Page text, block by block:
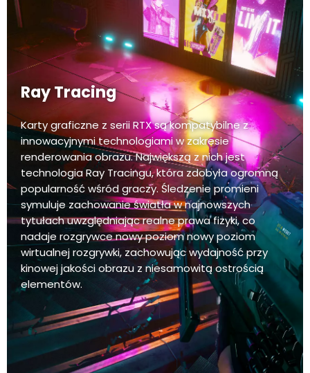
Ray Tracing
Karty graficzne z serii RTX są kompatybilne z
innowacyjnymi technologiami w zakresie
renderowania obrazu. Największą z nich jest
technologia Ray Tracingu, która zdobyła ogromną
popularność wśród graczy. Śledzenie promieni
symuluje zachowanie światła w najnowszych
tytułach uwzględniając realne prawa fizyki, co
nadaje rozgrywce nowy poziom nowy poziom
wirtualnej rozgrywki, zachowując wydajność przy
kinowej jakości obrazu z niesamowitą ostrością
elementów.